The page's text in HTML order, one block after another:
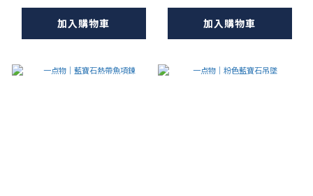
加入購物車 加入購物車